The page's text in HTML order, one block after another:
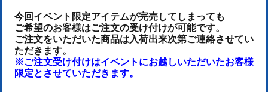
今回イベント限定アイテムが完売してしまっても
ご希望のお客様はご注文の受け付けが可能です。
ご注文をいただいた商品は 入荷出来次第ご連絡させてい
ただきます。
※ご注文受け付けはイベントにお越しいただいたお客様
限定とさせていただきます。